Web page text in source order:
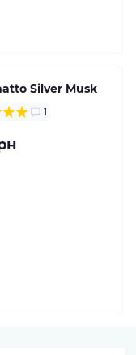
Silver Musk
1